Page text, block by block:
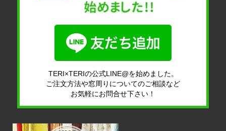
TERI×TERIの公式LINE@を始めました。
ご注文方法や窓周りについてのご相談など
お気軽にお問合せ下さい！